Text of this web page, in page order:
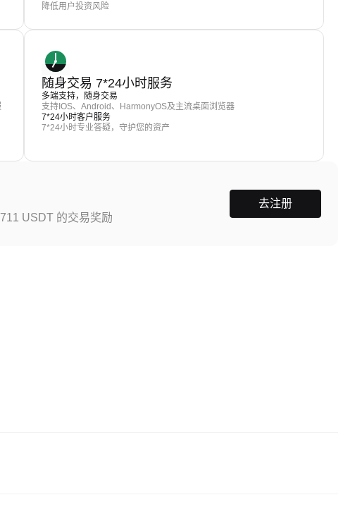
降低用户投资风险
随身交易 7*24小时服务
多端支持，随身交易
支持IOS、Android、HarmonyOS及主流桌面浏览器
7*24小时客户服务
7*24小时专业答疑，守护您的资产
USDT 的交易奖励
去注册